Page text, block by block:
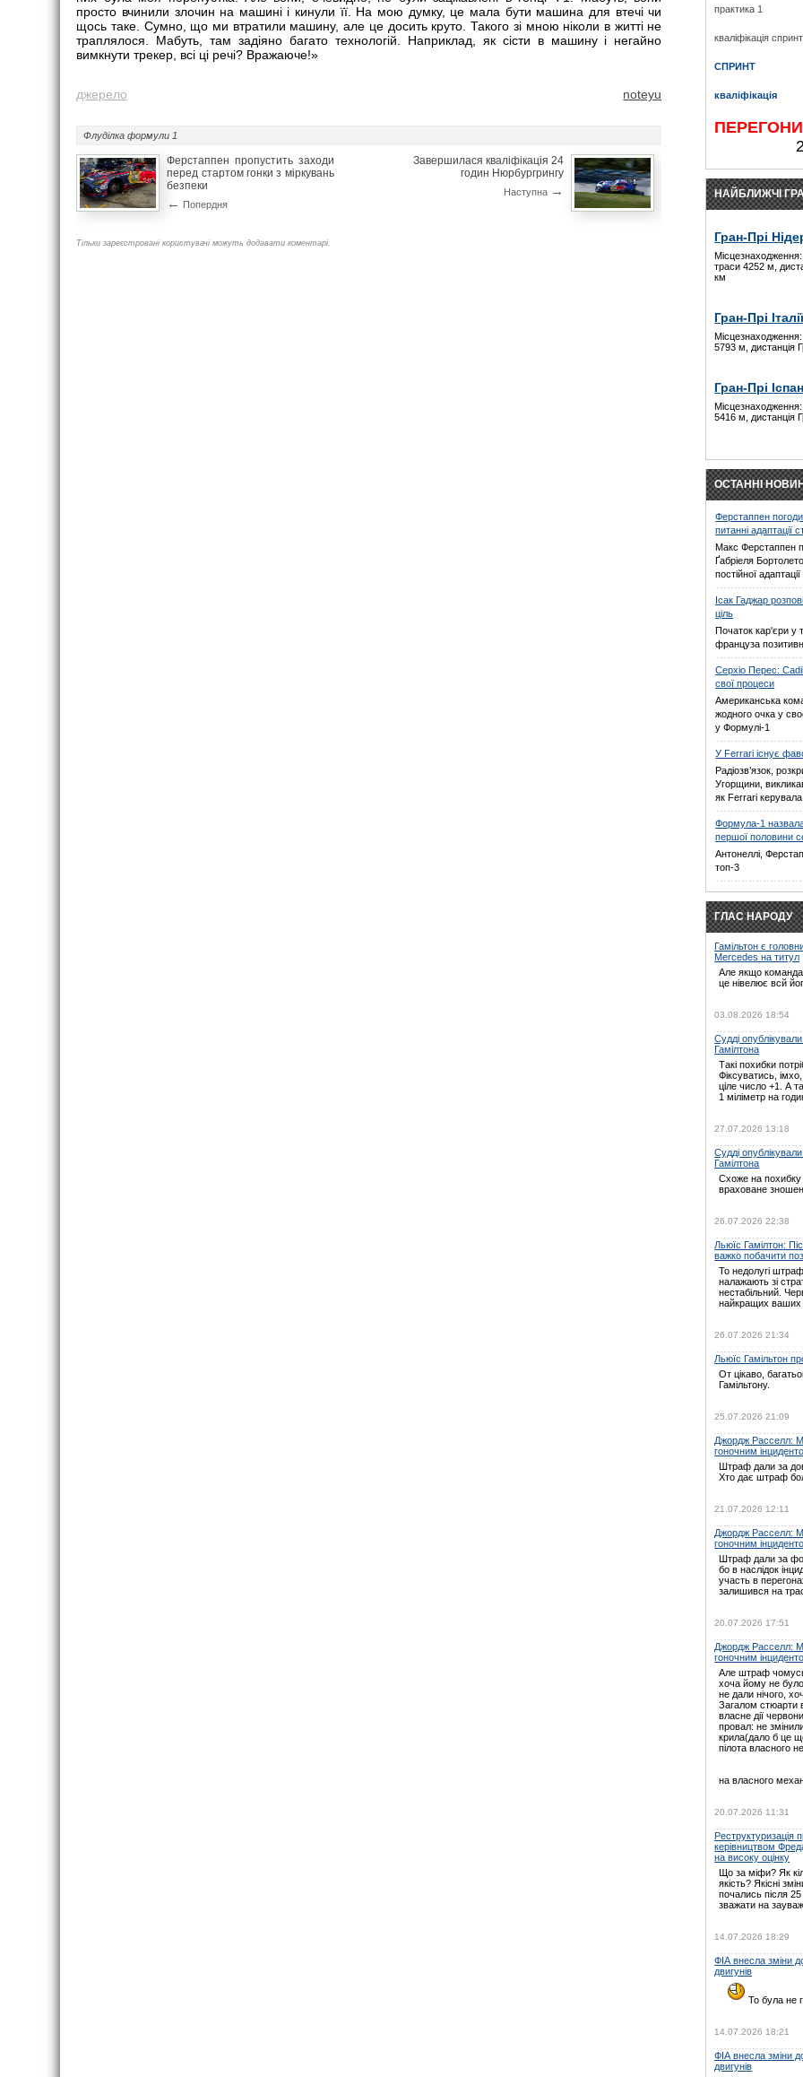
просто вчинили злочин на машині і кинули її. На мою думку, це мала бути машина для втечі чи
щось таке. Сумно, що ми втратили машину, але це досить круто. Такого зі мною ніколи в житті не
траплялося. Мабуть, там задіяно багато технологій. Наприклад, як сісти в машину і негайно
вимкнути трекер, всі ці речі? Вражаюче!»
джерело noteyu
Флуділкаформули 1
Ферстаппен пропустить заходи
перед стартом гонки з міркувань
безпеки
← Попердня
Завершилася кваліфікація 24
годин Нюрбургрингу
Наступна →
Тільки зареєстровані користувачі можуть додавати коментарі.
практика 1
кваліфікація спринт
СПРИНТ
кваліфікація
ПЕРЕГОНИ
НАЙБЛИЖЧІ
Гран-Прі
траси 4252 м,
км
Гран-Прі
5793 м, дистанція
Гран-Прі
5416 м, дистанція
ОСТАННІ
Ферстаппен
питанні адаптації
Макс Ферстаппен
Ґабріеля
постійної
Ісак Гаджар
ціль
Початок кар'єри у
француза
Серхіо Перес:
свої процеси
Американська
жодного очка у
у Формулі-1
У Ferrari існує
Радіозв’язок,
Угорщини,
як Ferrari
Формула-1
першої половини
Антонеллі,
топ-3
ГЛАС НАРОДУ
Гамільтон є
Mercedes на титул
Але якщо команда
це нівелює всй
03.08.2026 18:54
Судді
Гамілтона
Такі похибки
Фіксуватись,
ціле число +1. А
1 міліметр на
27.07.2026 13:18
Судді
Гамілтона
Схоже на похибку
враховане
26.07.2026 22:38
Льюїс Гамілтон:
важко побачити
То недолугі
налажають зі
нестабільний.
найкращих
26.07.2026 21:34
Льюїс Гамільтон
От цікаво,
Гамільтону.
25.07.2026 21:09
Джордж Расселл:
гоночним
Штраф дали за
Хто дає штраф
21.07.2026 12:11
Джордж Расселл:
гоночним
Штраф дали за
бо в наслідок
участь в
залишився на
20.07.2026 17:51
Джордж Расселл:
гоночним
Але штраф чомусь
хоча йому не
не дали нічого,
Загалом стюарти
власне дії
провал: не
крила(дало б це
пілота власного
на власного
20.07.2026 11:31
Реструктуризація
керівництвом
на високу оцінку
Що за міфи? Як
якість? Якісні
почались після
зважати на
14.07.2026 18:29
ФІА внесла зміни
двигунів
То була не
14.07.2026 18:21
ФІА внесла зміни
двигунів